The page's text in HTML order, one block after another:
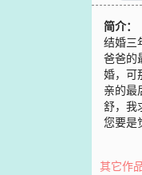
简介：
结婚三
爸爸的
婚，可
亲的最
舒，我
您要是
其它作品